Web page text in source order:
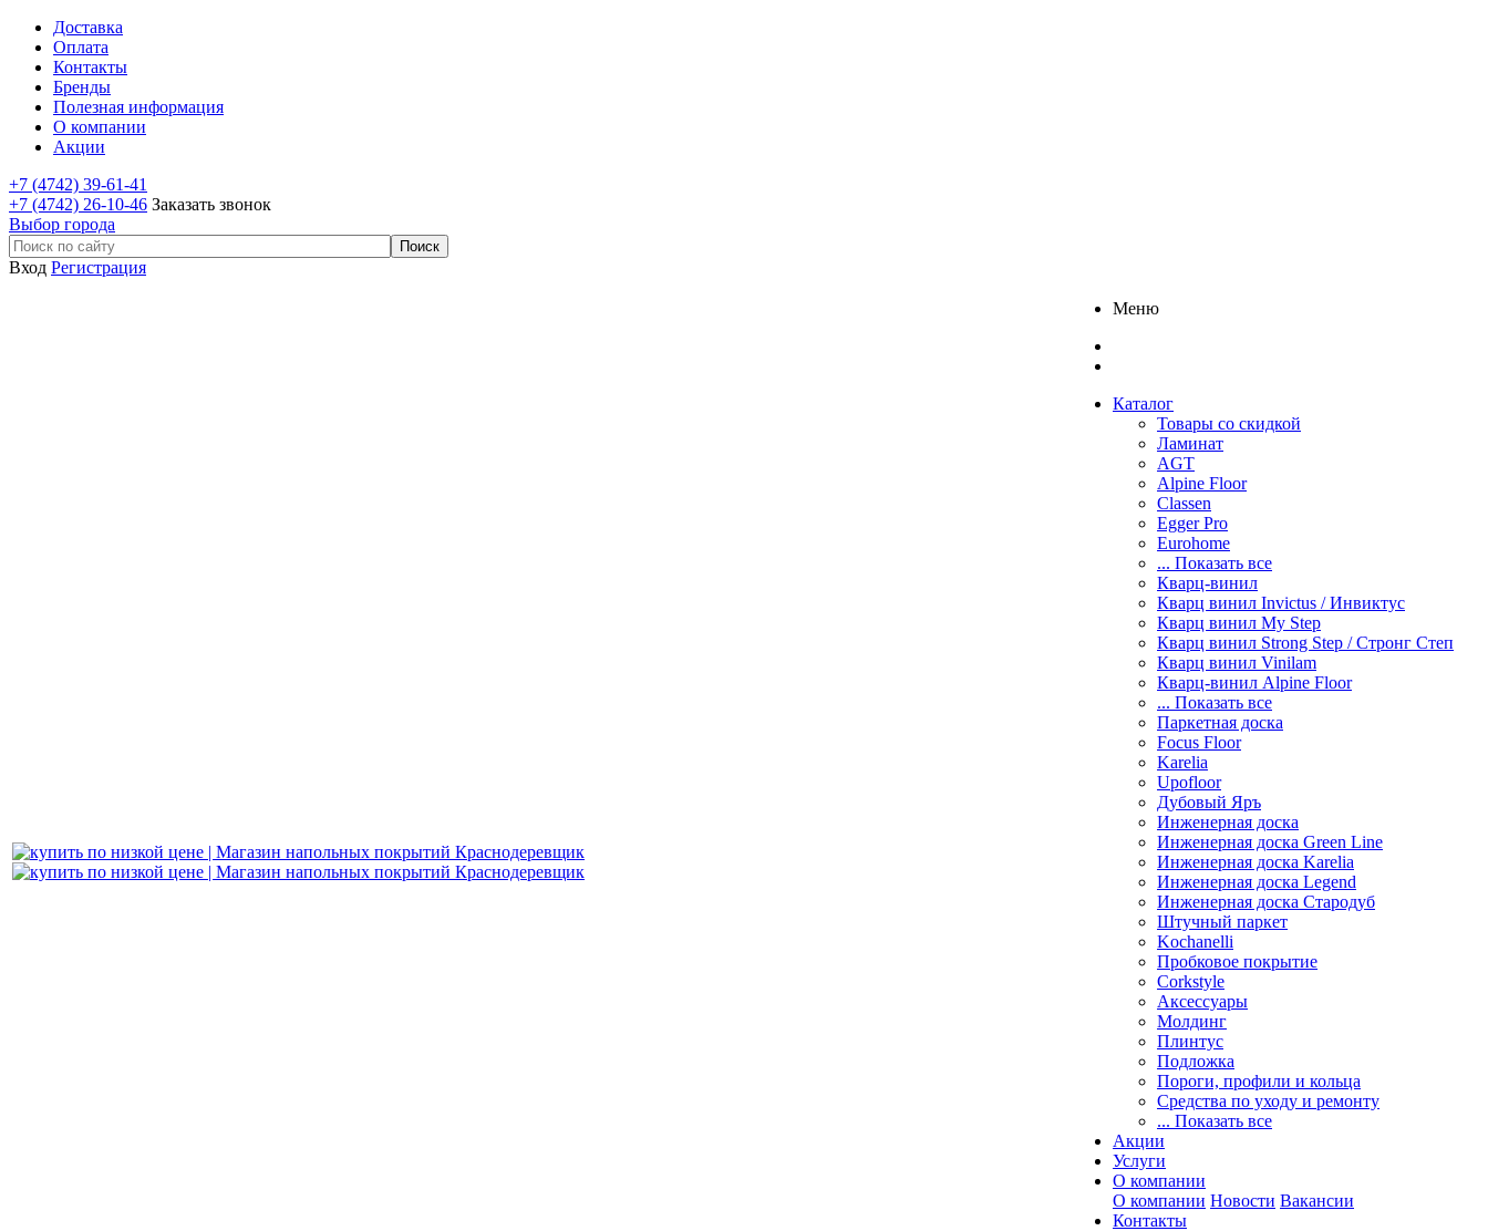
Доставка
Оплата
Контакты
Бренды
Полезная информация
О компании
Акции
+7 (4742) 39-61-41
+7 (4742) 26-10-46 Заказать звонок
Выбор города
Вход Регистрация
Меню
Каталог
Товары со скидкой
Ламинат
AGT
Alpine Floor
Classen
Egger Pro
Eurohome
... Показать все
Кварц-винил
Кварц винил Invictus / Инвиктус
Кварц винил My Step
Кварц винил Strong Step / Стронг Степ
Кварц винил Vinilam
Кварц-винил Alpine Floor
... Показать все
Паркетная доска
Focus Floor
Karelia
Upofloor
Дубовый Яръ
Инженерная доска
Инженерная доска Green Line
Инженерная доска Karelia
Инженерная доска Legend
Инженерная доска Стародуб
Штучный паркет
Kochanelli
Пробковое покрытие
Corkstyle
Аксессуары
Молдинг
Плинтус
Подложка
Пороги, профили и кольца
Средства по уходу и ремонту
... Показать все
Акции
Услуги
О компании
О компании Новости Вакансии
Контакты